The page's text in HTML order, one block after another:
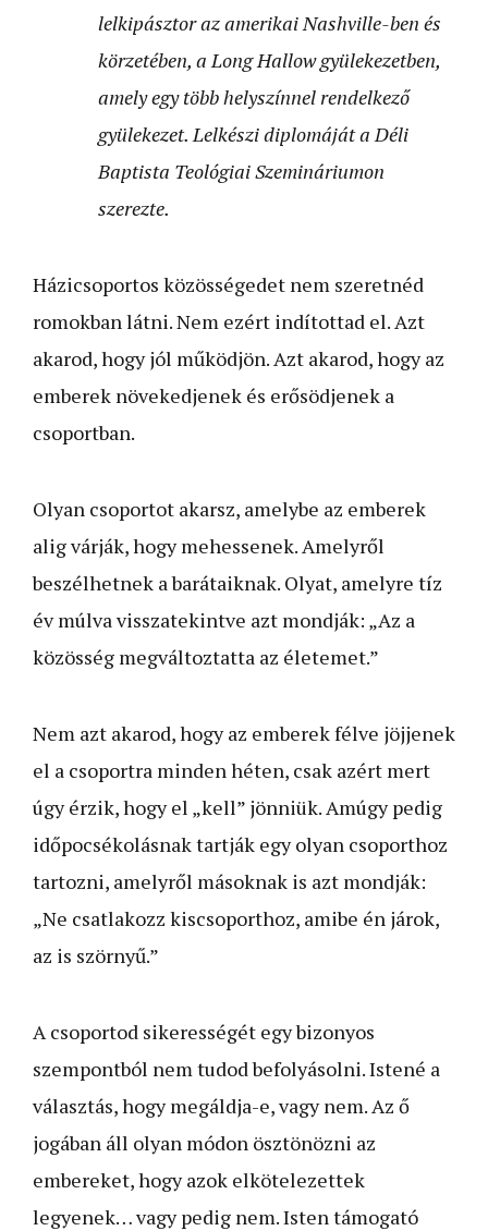
lelkipásztor az amerikai Nashville-ben és
körzetében, a Long Hallow gyülekezetben,
amely egy több helyszínnel rendelkező
gyülekezet. Lelkészi diplomáját a Déli
Baptista Teológiai Szemináriumon
szerezte.
Házicsoportos közösségedet nem szeretnéd
romokban látni. Nem ezért indítottad el. Azt
akarod, hogy jól működjön. Azt akarod, hogy az
emberek növekedjenek és erősödjenek a
csoportban.
Olyan csoportot akarsz, amely­be az emberek
alig várják, hogy mehessenek. Amelyről
beszélhetnek a barátaiknak. Olyat, amelyre tíz
év múlva visszatekintve azt mondják: „Az a
közösség megváltoztatta az életemet.”
Nem azt akarod, hogy az emberek félve jöjjenek
el a csoportra minden héten, csak azért mert
úgy érzik, hogy el „kell” jönniük. Amúgy pedig
időpocsékolásnak tartják egy olyan csoporthoz
tartozni, amelyről másoknak is azt mondják:
„Ne csatlakozz kiscsoporthoz, amibe én járok,
az is szörnyű.”
A csoportod sikerességét egy bizonyos
szempontból nem tudod befolyásolni. Istené a
választás, hogy megáldja-e, vagy nem. Az ő
jogában áll olyan módon ösztönözni az
embereket, hogy azok elkötelezettek
legyenek… vagy pedig nem. Isten támogató